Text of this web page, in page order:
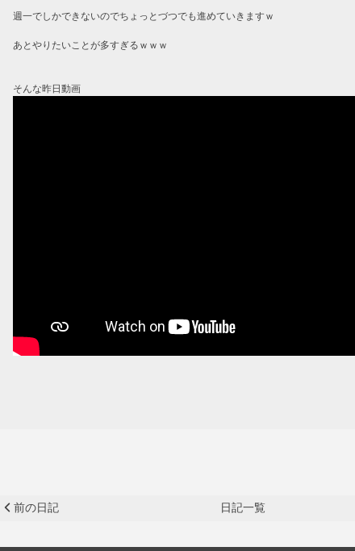
週一でしかできないのでちょっとづつでも進めていきますｗ
あとやりたいことが多すぎるｗｗｗ
そんな昨日動画
前の日記 日記一覧